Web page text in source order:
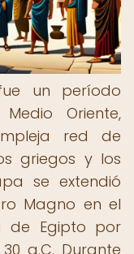
un período
Oriente,
red de
griegos y los
se extendió
Magno en el
de Egipto por
a.C. Durante